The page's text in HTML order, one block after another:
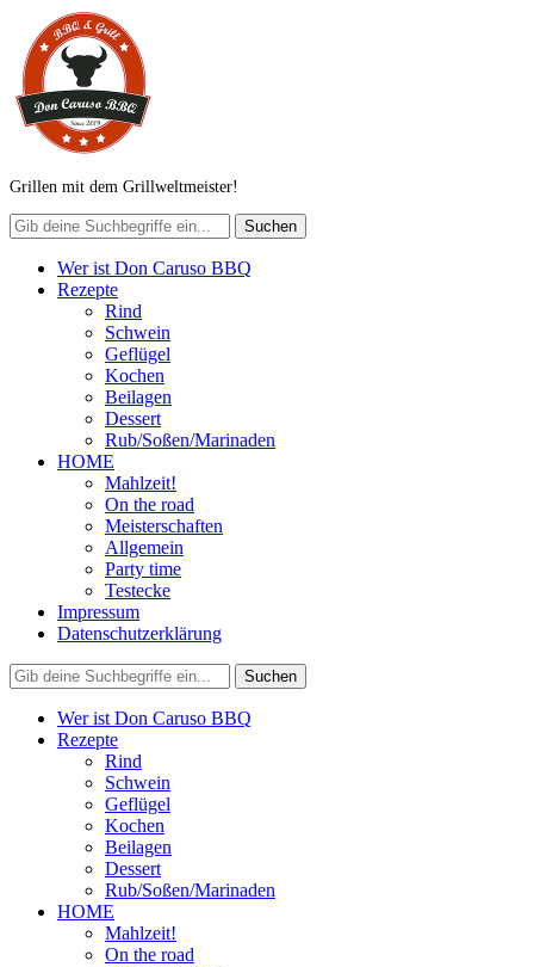
Grillen mit dem Grillweltmeister!
Wer ist Don Caruso BBQ
Rezepte
Rind
Schwein
Geflügel
Kochen
Beilagen
Dessert
Rub/Soßen/Marinaden
HOME
Mahlzeit!
On the road
Meisterschaften
Allgemein
Party time
Testecke
Impressum
Datenschutzerklärung
Wer ist Don Caruso BBQ
Rezepte
Rind
Schwein
Geflügel
Kochen
Beilagen
Dessert
Rub/Soßen/Marinaden
HOME
Mahlzeit!
On the road